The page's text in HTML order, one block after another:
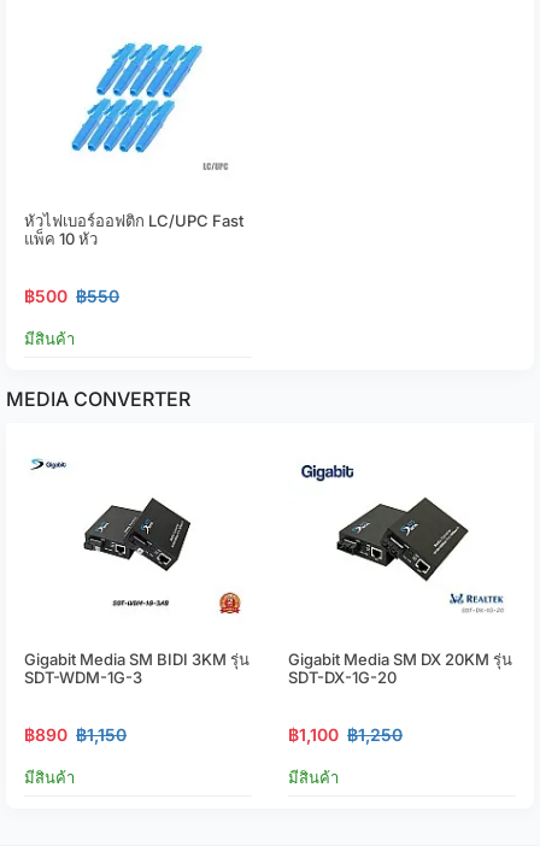
หัวไฟเบอร์ออฟติก LC/UPC Fast
แพ็ค 10 หัว
฿500 ฿550
มีสินค้า
MEDIA CONVERTER
Gigabit Media SM BIDI 3KM รุ่น
SDT-WDM-1G-3
฿890 ฿1,150
มีสินค้า
Gigabit Media SM DX 20KM รุ่น
SDT-DX-1G-20
฿1,100 ฿1,250
มีสินค้า